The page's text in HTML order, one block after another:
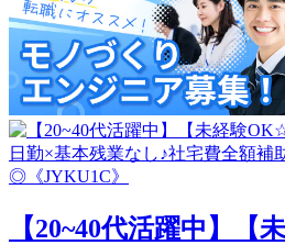
【20~40代活躍中】